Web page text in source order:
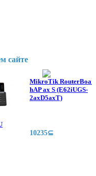
сайте
MikroTik
hAP ax S (E62iUGS-
2axD5axT)
10235⊆